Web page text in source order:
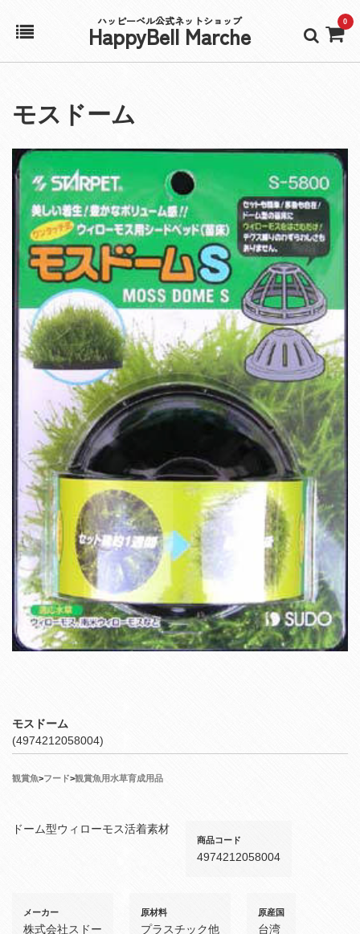
ハッピーベル公式ネットショップ
HappyBell Marche 0
アカウント
カート
モスドーム
モスドーム
(4974212058004)
観賞魚>フード>観賞魚用水草育成用品
ドーム型ウィローモス活着素材
商品コード
4974212058004
メーカー
株式会社スドー
原材料
プラスチック他
原産国
台湾